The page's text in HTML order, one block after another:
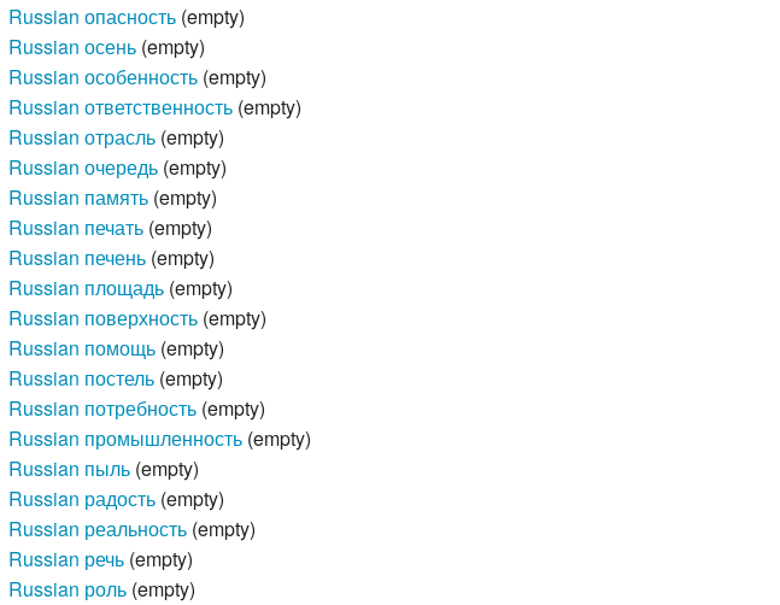
Russian опасность (empty)
Russian осень (empty)
Russian особенность (empty)
Russian ответственность (empty)
Russian отрасль (empty)
Russian очередь (empty)
Russian память (empty)
Russian печать (empty)
Russian печень (empty)
Russian площадь (empty)
Russian поверхность (empty)
Russian помощь (empty)
Russian постель (empty)
Russian потребность (empty)
Russian промышленность (empty)
Russian пыль (empty)
Russian радость (empty)
Russian реальность (empty)
Russian речь (empty)
Russian роль (empty)